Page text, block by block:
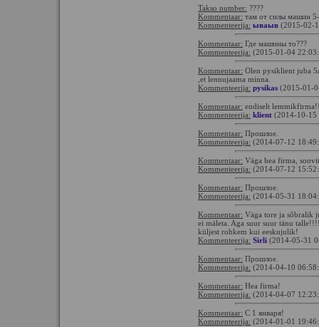
Takso number: ????
Kommentaar: там от силы машин
Kommenteerija: ываыв (2015-02-
Kommentaar: Где машины то???
Kommenteerija: (2015-01-04
Kommentaar: Olen pysiklient juba
,et lennujaama minna.
Kommenteerija: pysikas (2015-01-
Kommentaar: endiselt
Kommenteerija: klient (2014-10-
Kommentaar: Прошлое.
Kommenteerija: (2014-07-12
Kommentaar: Väga hea firma,
Kommenteerija: (2014-07-12
Kommentaar: Прошлое.
Kommenteerija: (2014-05-31
Kommentaar: Väga tore ja sõbralik
ei mäleta. Aga suur suur tänu
küljest rohkem kui eeskujulik!
Kommenteerija: Sirli (2014-05-31
Kommentaar: Прошлое.
Kommenteerija: (2014-04-10
Kommentaar: Hea firma!
Kommenteerija: (2014-04-07
Kommentaar: С 1 января!
Kommenteerija: (2014-01-01